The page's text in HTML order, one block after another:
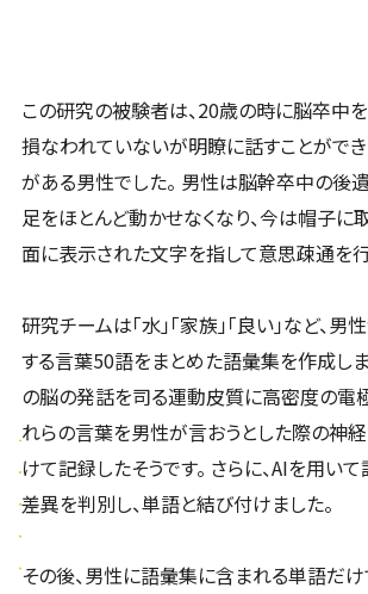
この研究の被験者は、20歳の時に脳卒中
損なわれていないが明瞭に話すことができ
がある男性でした。 男性は脳幹卒中の後遺
足をほとんど動かせなくなり、今は帽子に
面に表示された文字を指して意思疎通を行
研究チームは「水」「家族」「良い」など、
する言葉50語をまとめた語彙集を作成しま
の脳の発話を司る運動皮質に高密度の電
れらの言葉を男性が言おうとした際の神
けて記録したそうです。 さらに、AIを用い
差異を判別し、単語と結び付けました。
その後、男性に語彙集に含まれる単語だ